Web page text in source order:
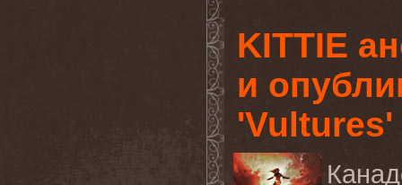
KITTIE
и
'Vultures'